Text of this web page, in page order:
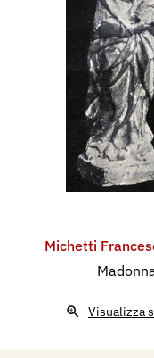
Michetti
Visualizza